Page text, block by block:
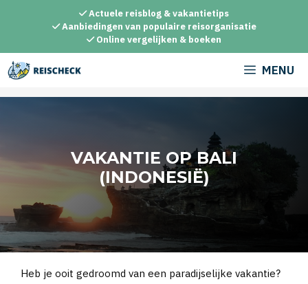
inhoud
Actuele reisblog & vakantietips
Aanbiedingen van populaire reisorganisatie
Online vergelijken & boeken
MENU
VAKANTIE OP BALI
(INDONESIË)
Heb je ooit gedroomd van een paradijselijke vakantie?